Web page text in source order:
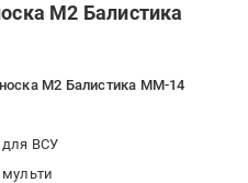
М2 Балистика
М2 Балистика ММ-14
для ВСУ
мульти